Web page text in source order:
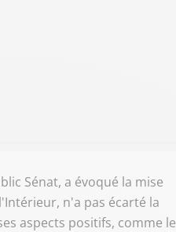
Sénat, a évoqué la mise
n'a pas écarté la
aspects positifs, comme le